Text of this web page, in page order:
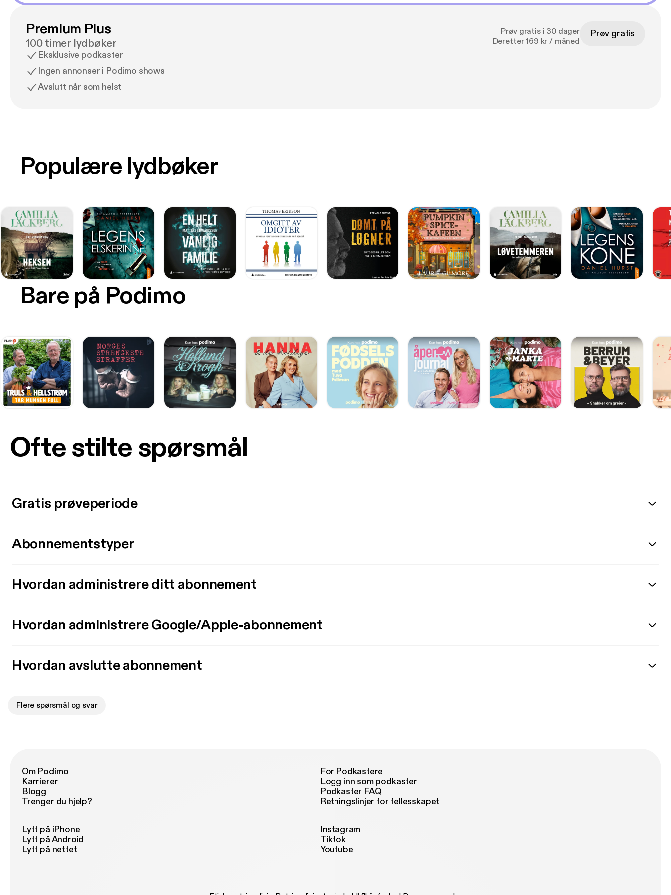
Premium Plus
100 timer lydbøker
Eksklusive podkaster
Ingen annonser i Podimo shows
Avslutt når som helst
Prøv gratis i 30 dager
Deretter 169 kr / måned
Prøv gratis
Bare på Podimo
Populære lydbøker
Ofte stilte spørsmål
Gratis prøveperiode
Abonnementstyper
Hvordan administrere ditt abonnement
Hvordan administrere Google/Apple-abonnement
Hvordan avslutte abonnement
Flere spørsmål og svar
Om Podimo
Karrierer
Blogg
Trenger du hjelp?
For Podkastere
Logg inn som podkaster
Podkaster FAQ
Retningslinjer for fellesskapet
Lytt på iPhone
Lytt på Android
Lytt på nettet
Instagram
Tiktok
Youtube